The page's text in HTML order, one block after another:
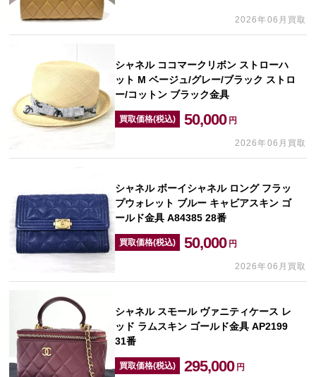
2026年06月買取
シャネル ココマークリボン ストローハ
ット M ベージュ/グレー/ブラック ストロ
ー/コットン ブラック金具
買取価格(税込) 50,000 円
2026年06月買取
シャネル ボーイシャネル ロング フラッ
プウォレット ブルー キャビアスキン ゴ
ールド金具 A84385 28番
買取価格(税込) 50,000 円
2026年06月買取
シャネル スモール ヴァニティケース レ
ッド ラムスキン ゴールド金具 AP2199
31番
買取価格(税込) 295,000 円